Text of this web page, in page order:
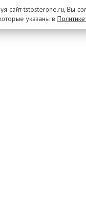
сайт tstosterone.ru, Вы
указаны в